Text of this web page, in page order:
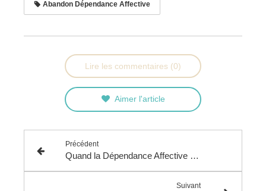
Abandon Dépendance Affective
Lire les commentaires (0)
Aimer l'article
Précédent
Quand la Dépendance Affective devient Toxique pour la relation de Couple
Suivant